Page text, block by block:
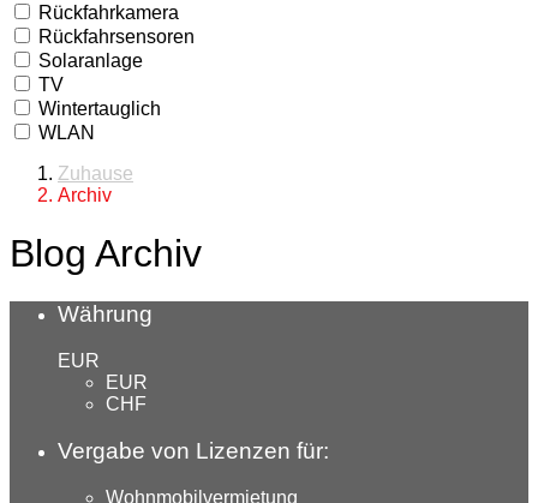
Rückfahrkamera
Rückfahrsensoren
Solaranlage
TV
Wintertauglich
WLAN
Zuhause
Archiv
Blog Archiv
Währung
EUR
EUR
CHF
Vergabe von Lizenzen für:
Wohnmobilvermietung